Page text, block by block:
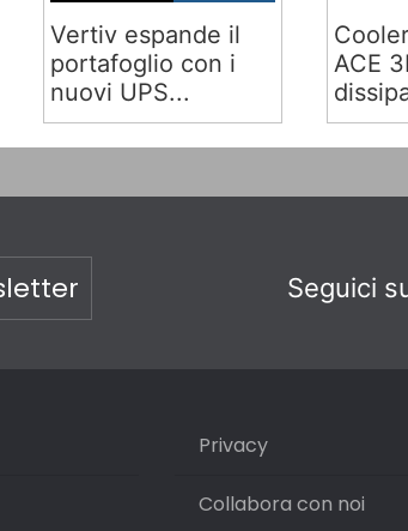
Vertiv espande il
portafoglio con i
nuovi UPS...
ACE
Seguici
Privacy
Collabora con noi